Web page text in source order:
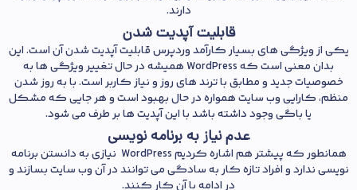
دارند.
قابلیت آپدیت شدن
یکی از ویژگی های بسیار کارآمد وردپرس قابلیت آپدیت شدن آن است. این
بدان معنی است که WordPress همیشه در حال تغییر ویژگی ها به
خصوصیات جدید و مطابق با ترند های روز و نیاز کاربر است. با به روز شدن
منظم، کارایی وب سایت همواره در حال بهبود است و هر جایی که مشکل
یا باگی وجود داشته باشد با این آپدیت ها بر طرف می شود.
عدم نیاز به برنامه نویسی
همانطور که پیشتر هم اشاره کردیم WordPress نیازی به دانستن برنامه
نویسی ندارد و افراد تازه کار به سادگی می توانند در آن وب سایت بسازند و
در ادامه با آن کار کنند.